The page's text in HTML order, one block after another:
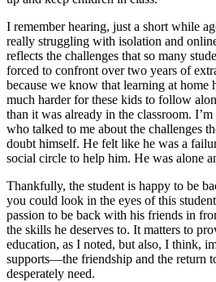
I remember hearing, just a short while
really struggling with isolation and
reflects the challenges that so many
forced to confront over two years of
because we know that learning at
much harder for these kids to follow
than it was already in the classroom.
who talked to me about the challenges
doubt himself. He felt like he was a
social circle to help him. He was alone
Thankfully, the student is happy to be
you could look in the eyes of this
passion to be back with his friends in
the skills he deserves to. It matters to
education, as I noted, but also, I think,
supports—the friendship and the return
desperately need.